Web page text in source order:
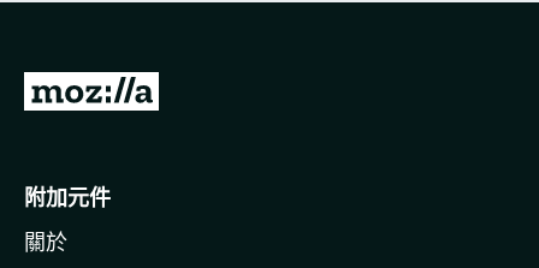
有
前
o
i
附加元件
關於